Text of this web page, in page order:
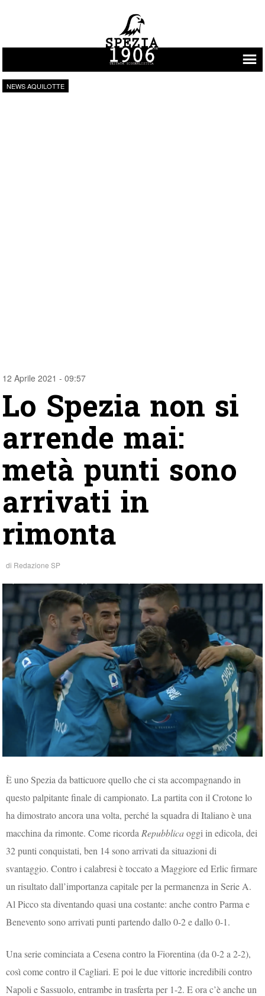
Vai al contenuto
NEWS AQUILOTTE
12 Aprile 2021 - 09:57
Lo Spezia non si
arrende mai:
metà punti sono
arrivati in
rimonta
di Redazione SP
È uno Spezia da batticuore quello che ci sta accompagnando in
questo palpitante finale di campionato. La partita con il Crotone lo
ha dimostrato ancora una volta, perché la squadra di Italiano è una
macchina da rimonte. Come ricorda Repubblicaoggi in edicola, dei
32 punti conquistati, ben 14 sono arrivati da situazioni di
svantaggio. Contro i calabresi è toccato a Maggiore ed Erlic firmare
un risultato dall’importanza capitale per la permanenza in Serie A.
Al Picco sta diventando quasi una costante: anche contro Parma e
Benevento sono arrivati punti partendo dallo 0-2 e dallo 0-1.
Una serie cominciata a Cesena contro la Fiorentina (da 0-2 a 2-2),
così come contro il Cagliari. E poi le due vittorie incredibili contro
Napoli e Sassuolo, entrambe in trasferta per 1-2. E ora c’è anche un